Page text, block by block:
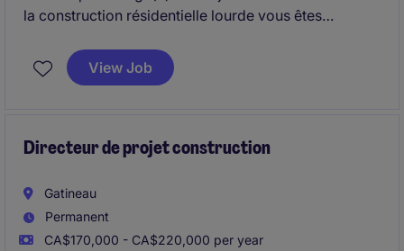
la construction résidentielle lourde vous êtes
efficace des projets de 30M$ a 100M$.
View Job
Directeur de projet construction
Gatineau
Permanent
CA$170,000 - CA$220,000 per year